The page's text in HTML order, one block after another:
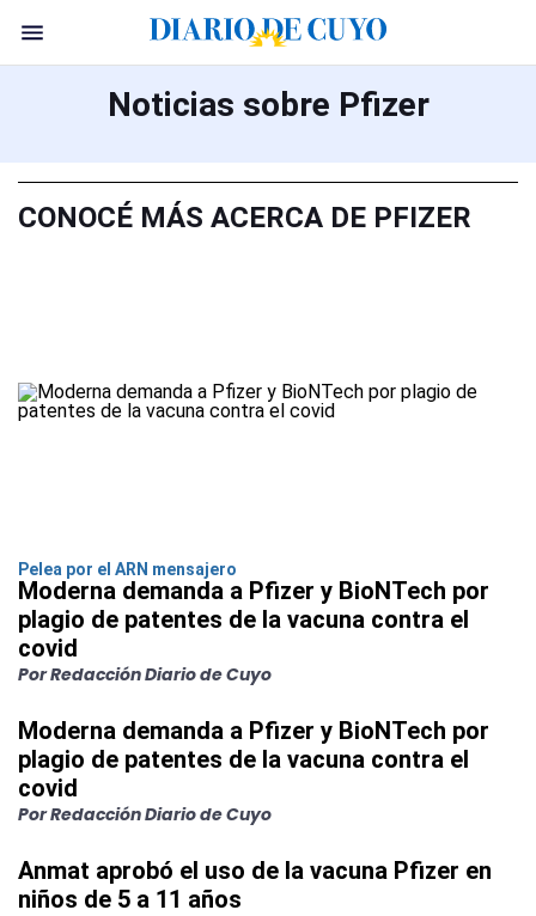
Noticias sobre Pfizer
CONOCÉ MÁS ACERCA DE PFIZER
Pelea por el ARN mensajero
Moderna demanda a Pfizer y BioNTech por
plagio de patentes de la vacuna contra el
covid
Por Redacción Diario de Cuyo
Moderna demanda a Pfizer y BioNTech por
plagio de patentes de la vacuna contra el
covid
Por Redacción Diario de Cuyo
Anmat aprobó el uso de la vacuna Pfizer en
niños de 5 a 11 años